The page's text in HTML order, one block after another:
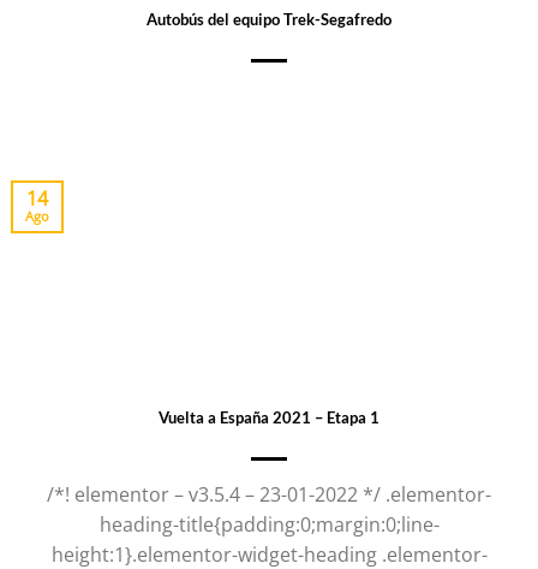
Autobús del equipo Trek-Segafredo
Vuelta a España 2021 – Etapa 1
/*! elementor – v3.5.4 – 23-01-2022 */ .elementor-
heading-title{padding:0;margin:0;line-
height:1}.elementor-widget-heading .elementor-
14
Ago